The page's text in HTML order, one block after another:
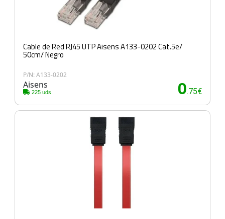
Cable de Red RJ45 UTP Aisens A133-0202 Cat.5e/
50cm/ Negro
P/N: A133-0202
Aisens
225 uds. 0.75€